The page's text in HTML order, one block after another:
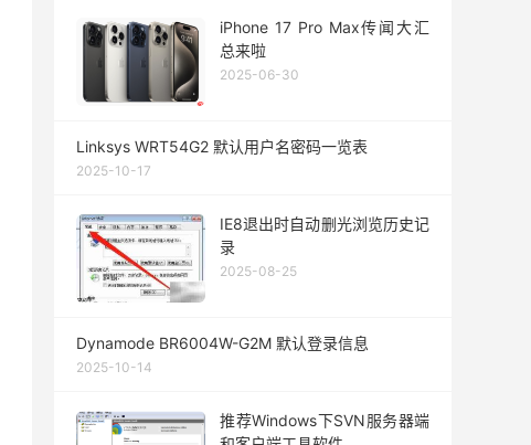
iPhone 17 Pro Max传闻大汇
总来啦
2025-06-30
Linksys WRT54G2 默认用户名密码一览表
2025-10-17
IE8退出时自动删光浏览历史记
录
2025-08-25
Dynamode BR6004W-G2M 默认登录信息
2025-10-14
推荐Windows下SVN服务器端